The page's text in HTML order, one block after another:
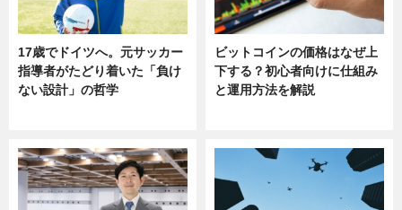
17歳でドイツへ。元サッカー
指導者がたどり着いた「負け
ない設計」の哲学
ビットコインの価格はなぜ上
下する？初心者向けに仕組み
と運用方法を解説